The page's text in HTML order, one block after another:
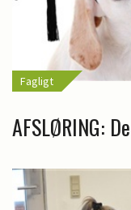
Fagligt
AFSLØRING: